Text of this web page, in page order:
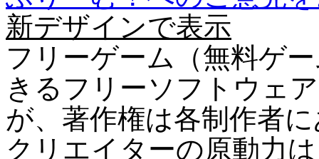
新デザインで表示
フリーゲーム（無料ゲ
きるフリーソフトウェ
が、著作権は各制作者
クリエイターの原動力